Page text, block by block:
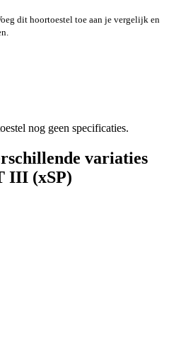
dit hoortoestel toe aan je vergelijk en
nog geen specificaties.
variaties
III (xSP)